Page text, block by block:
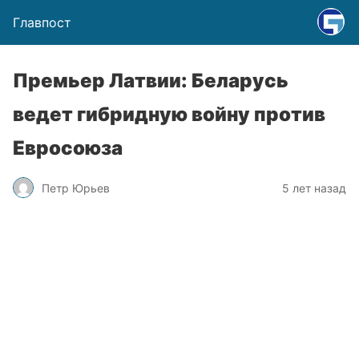
Главпост
Премьер Латвии: Беларусь
ведет гибридную войну против
Евросоюза
Петр Юрьев 5 лет назад